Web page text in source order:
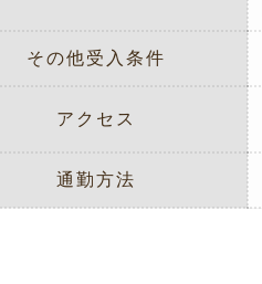
その他受入条件
アクセス
通勤方法